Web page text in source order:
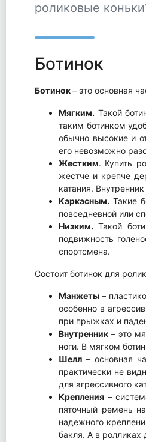
роликовые
Ботинок
Ботинок– это основная
Мягким. Такой
таким ботинком
обычно высокие и
его невозможно
Жестким. Купить
жестче и крепче
катания.
Каркасным. Такие
повседневной или
Низким. Такой
подвижность
спортсмена.
Состоит ботинок для
Манжеты –
особенно в
при прыжках и
Внутренник – это
ноги. В мягком
Шелл – основная
практически не
для агрессивного
Крепления –
пяточный ремень
надежного
бакля. А в ролликах